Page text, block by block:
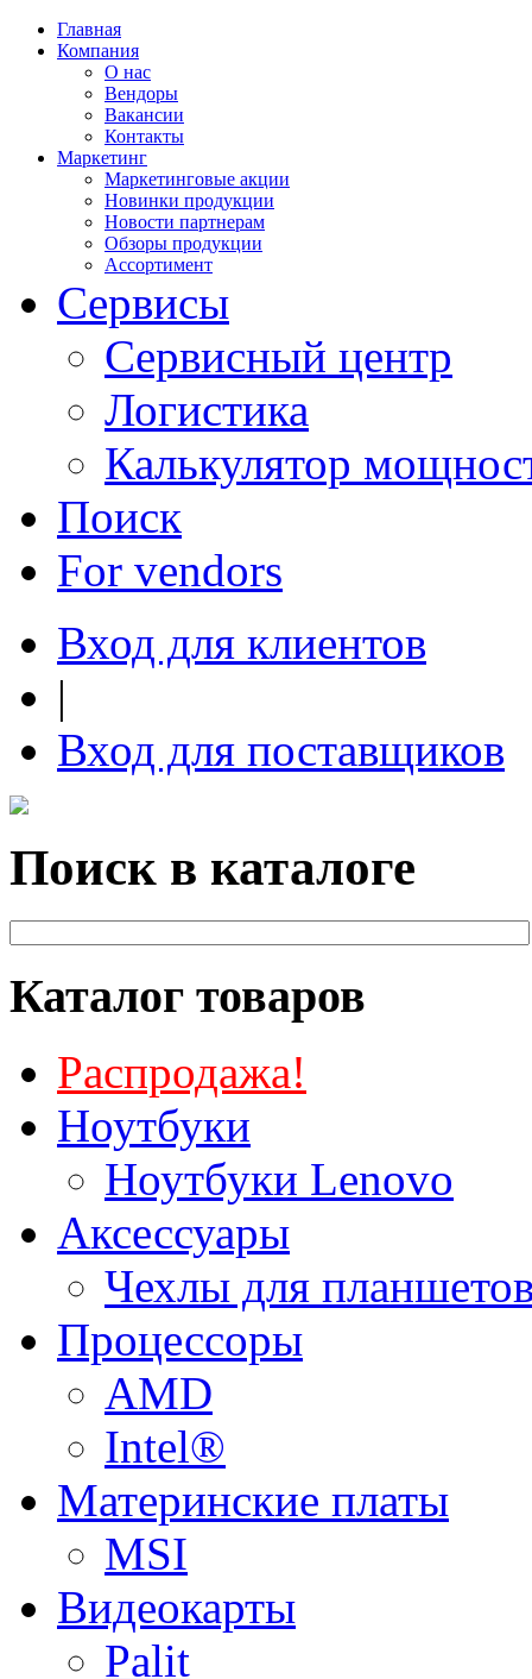
Главная
Компания
О нас
Вендоры
Вакансии
Контакты
Маркетинг
Маркетинговые акции
Новинки продукции
Новости партнерам
Обзоры продукции
Ассортимент
Сервисы
Сервисный центр
Логистика
Калькулятор
Поиск
For vendors
Вход для клиентов
|
Вход для поставщиков
Поиск в каталоге
Каталог товаров
Распродажа!
Ноутбуки
Ноутбуки Lenovo
Аксессуары
Чехлы для
Процессоры
AMD
Intel®
Материнские платы
MSI
Видеокарты
Palit